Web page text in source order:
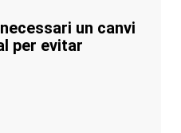
un canvi
per evitar